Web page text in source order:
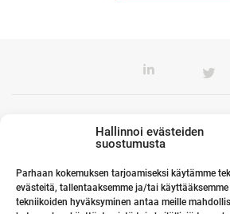
Hallinnoi evästeiden
suostumusta
Parhaan kokemuksen tarjoamiseksi käytämme
evästeitä, tallentaaksemme ja/tai
tekniikoiden hyväksyminen antaa meille
Toimistomme Euroopassa
Kumppanimme maailmalla